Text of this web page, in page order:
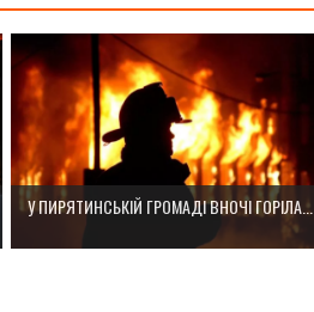
У ПИРЯТИНСЬКІЙ ГРОМАДІ ВНОЧІ ГОРІЛА...